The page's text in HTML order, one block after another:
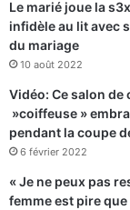
Le marié joue la
infidèle au lit avec
du mariage
10 août 2022
Vidéo: Ce salon
»coiffeuse »
pendant la coupe
6 février 2022
« Je ne peux pas
femme est pire